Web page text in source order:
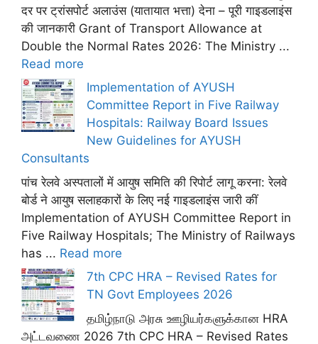
दर पर ट्रांसपोर्ट अलाउंस (यातायात भत्ता) देना – पूरी गाइडलाइंस
की जानकारी Grant of Transport Allowance at
Double the Normal Rates 2026: The Ministry ...
Read more
Implementation of AYUSH
Committee Report in Five Railway
Hospitals: Railway Board Issues
New Guidelines for AYUSH
Consultants
पांच रेलवे अस्पतालों में आयुष समिति की रिपोर्ट लागू करना: रेलवे
बोर्ड ने आयुष सलाहकारों के लिए नई गाइडलाइंस जारी कीं
Implementation of AYUSH Committee Report in
Five Railway Hospitals; The Ministry of Railways
has ... Read more
7th CPC HRA – Revised Rates for
TN Govt Employees 2026
தமிழ்நாடு அரசு ஊழியர்களுக்கான HRA
அட்டவணை 2026 7th CPC HRA – Revised Rates